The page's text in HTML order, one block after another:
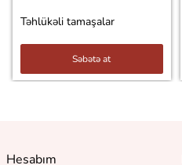
Təhlükəli tamaşalar
Səbətə at
Hesabım